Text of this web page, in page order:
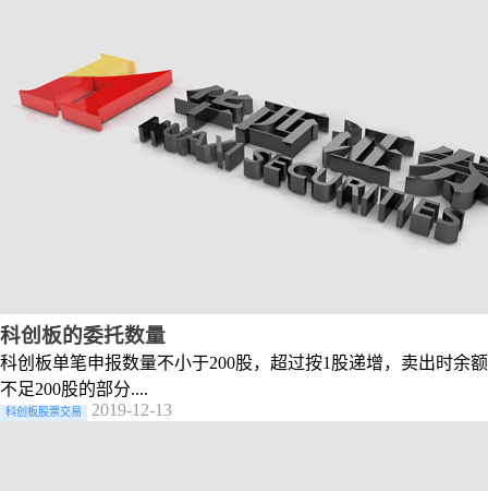
科创板的委托数量
科创板单笔申报数量不小于200股，超过按1股递增，卖出时余额
不足200股的部分....
科创板股票交易 2019-12-13